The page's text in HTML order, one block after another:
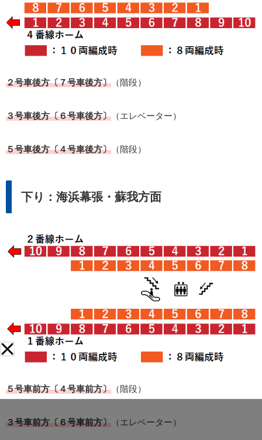
２号車後方〔７号車後方〕 （階段）
３号車後方〔６号車後方〕 （エレベーター）
５号車後方〔４号車後方〕 （階段）
下り：海浜幕張・蘇我方面
５号車前方〔４号車前方〕 （階段）
３号車前方〔６号車前方〕 （エレベーター）